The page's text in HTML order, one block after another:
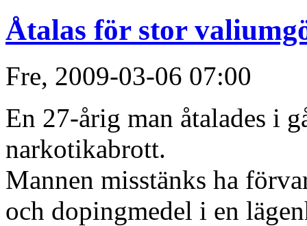
Åtalas för stor
Fre, 2009-03-06 07:00
En 27-årig man åtalades i
narkotikabrott.
Mannen misstänks ha
och dopingmedel i en